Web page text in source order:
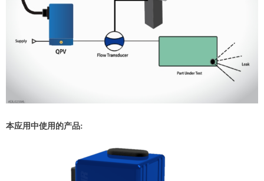
本应用中使用的产品: